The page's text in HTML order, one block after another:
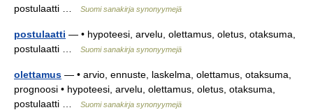
postulaatti …
Suomi sanakirja synonyymejä
postulaatti — • hypoteesi, arvelu, olettamus, oletus, otaksuma,
postulaatti …
Suomi sanakirja synonyymejä
olettamus — • arvio, ennuste, laskelma, olettamus, otaksuma,
prognoosi • hypoteesi, arvelu, olettamus, oletus, otaksuma,
postulaatti …
Suomi sanakirja synonyymejä